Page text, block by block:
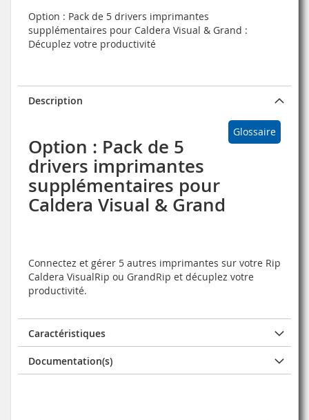
Option : Pack de 5 drivers imprimantes
supplémentaires pour Caldera Visual & Grand :
Décuplez votre productivité
Description
Glossaire
Option : Pack de 5
drivers imprimantes
supplémentaires pour
Caldera Visual & Grand
Connectez et gérer 5 autres imprimantes sur votre Rip
Caldera VisualRip ou GrandRip et décuplez votre
productivité.
Caractéristiques
Documentation(s)